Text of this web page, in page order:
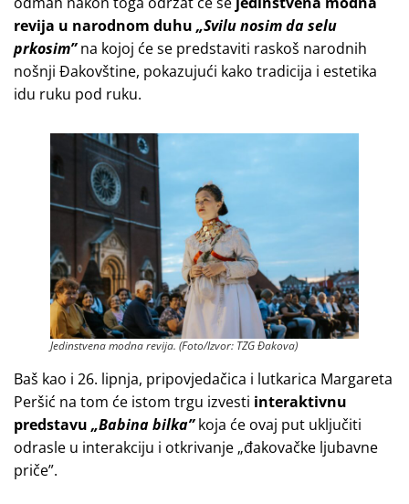
revija u narodnom duhu „Svilu nosim da selu
prkosim” na kojoj će se predstaviti raskoš narodnih
nošnji Đakovštine, pokazujući kako tradicija i estetika
idu ruku pod ruku.
Jedinstvena modna revija. (Foto/Izvor: TZG Đakova)
Baš kao i 26. lipnja, pripovjedačica i lutkarica Margareta
Peršić na tom će istom trgu izvesti interaktivnu
predstavu „Babina bilka”koja će ovaj put uključiti
odrasle u interakciju i otkrivanje „đakovačke ljubavne
priče”.